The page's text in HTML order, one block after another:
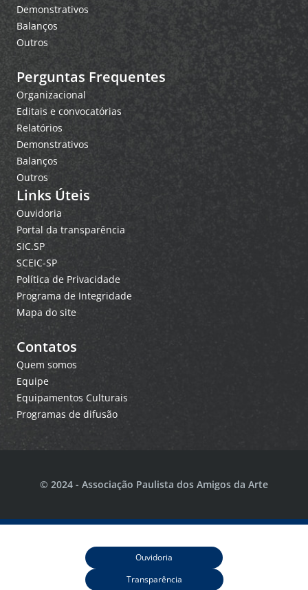
Demonstrativos
Balanços
Outros
Perguntas Frequentes
Organizacional
Editais e convocatórias
Relatórios
Demonstrativos
Balanços
Outros
Links Úteis
Ouvidoria
Portal da transparência
SIC.SP
SCEIC-SP
Política de Privacidade
Programa de Integridade
Mapa do site
Contatos
Quem somos
Equipe
Equipamentos Culturais
Programas de difusão
© 2024 - Associação Paulista dos Amigos da Arte
Ouvidoria
Transparência